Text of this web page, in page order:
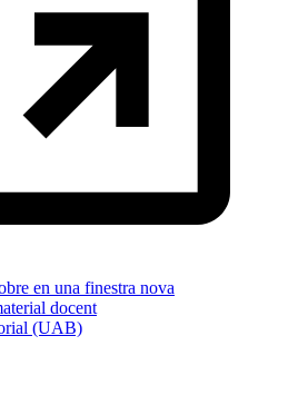
en una finestra nova
docent
(UAB)